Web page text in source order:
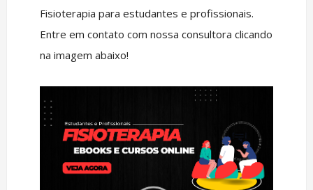
Fisioterapia para estudantes e profissionais.
Entre em contato com nossa consultora clicando
na imagem abaixo!